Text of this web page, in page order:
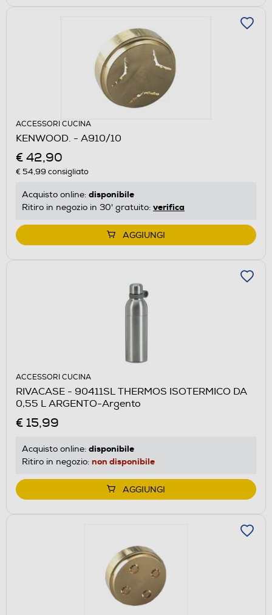
ACCESSORI CUCINA
KENWOOD. - A910/10
€ 42,90
€ 54,99 consigliato
Acquisto online: disponibile
Ritiro in negozio in 30' gratuito: verifica
AGGIUNGI
ACCESSORI CUCINA
RIVACASE - 90411SL THERMOS ISOTERMICO DA
0,55 L ARGENTO-Argento
€ 15,99
Acquisto online: disponibile
Ritiro in negozio: non disponibile
AGGIUNGI